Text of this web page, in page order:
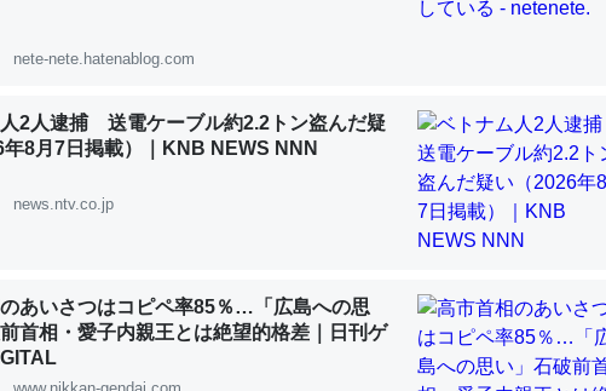
「淡水はカルシウムも酸素も不足してて両方に不利だから両方が拮抗してるので
て面白い。海にいる鋏角類（カブトガニ・ウミグモ）はカルシウムを使わずキ
:: 【研究発表】昆虫学の大問題＝「昆虫はなぜ海にいないのか」に関する新仮説
を無くしてナメクジになったり努力してるし。
:: 【研究発表】昆虫学の大問題＝「昆虫はなぜ海にいないのか」に関する新仮説
nete-nete.hatenablog.com
2人逮捕 送電ケーブル約2.2トン盗んだ疑
年8月7日掲載）｜KNB NEWS NNN
news.ntv.co.jp
あいさつはコピペ率85％…「広島への思
首相・愛子内親王とは絶望的格差｜日刊ゲ